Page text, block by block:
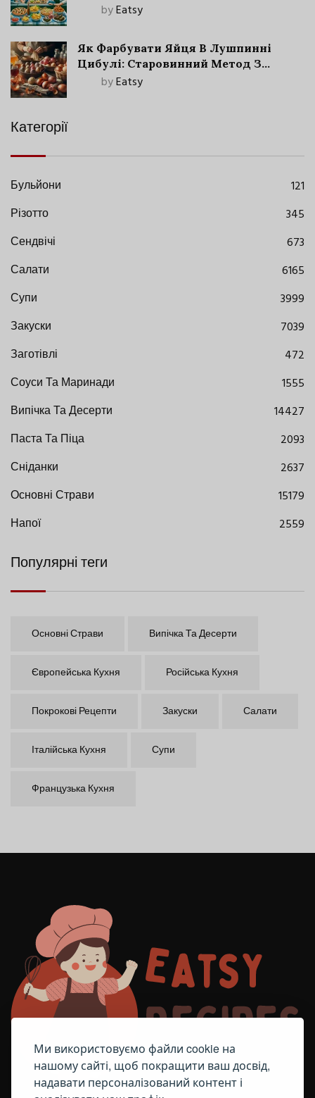
Ми використовуємо файли cookie на
нашому сайті, щоб покращити ваш досвід,
надавати персоналізований контент і
byEatsy
Як Фарбувати Яйця В Лушпинні
Цибулі: Старовинний Метод З
Сучасними Нюансами
byEatsy
Категорії
Бульйони
121
Різотто
345
Сендвічі
673
Салати
6165
Супи
3999
Закуски
7039
Заготівлі
472
Соуси Та Маринади
1555
Випічка Та Десерти
14427
Паста Та Піца
2093
Сніданки
2637
Основні Страви
15179
Напої
2559
Популярні теги
Основні Страви Випічка Та Десерти
Європейська Кухня Російська Кухня
Покрокові Рецепти Закуски Салати
Італійська Кухня Супи
Французька Кухня